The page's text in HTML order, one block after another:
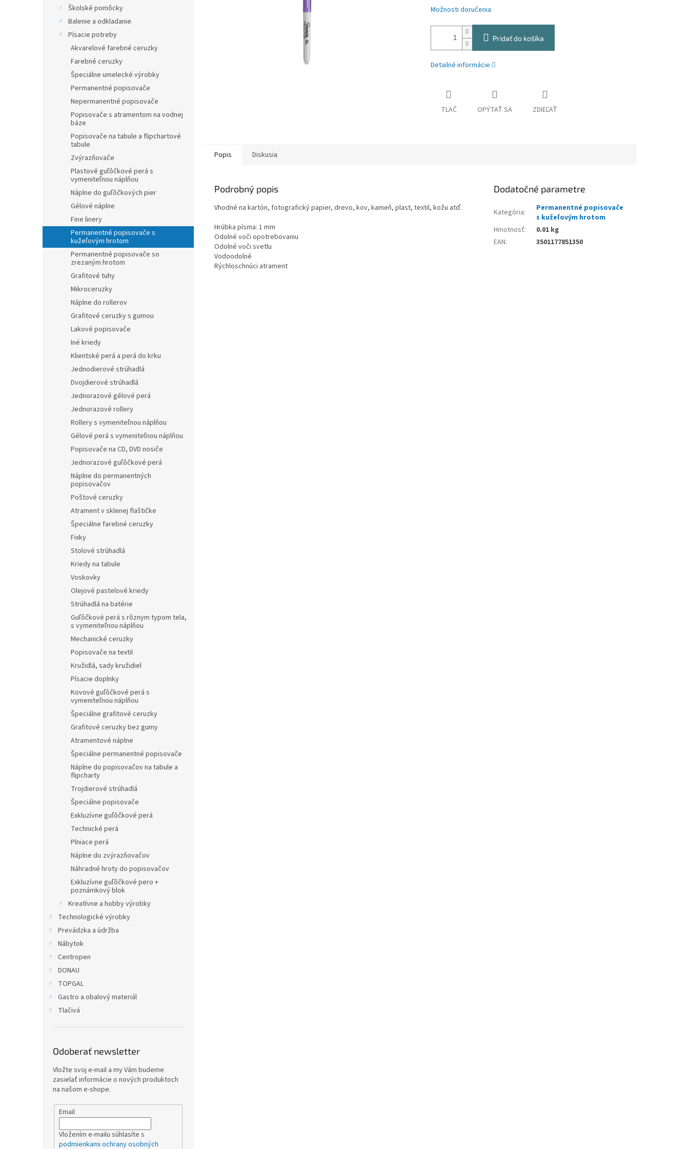
Školské pomôcky
Balenie a odkladanie
Písacie potreby
Akvarelové farebné ceruzky
Farebné ceruzky
Špeciálne umelecké výrobky
Permanentné popisovače
Nepermanentné popisovače
Popisovače s atramentom na vodnej
báze
Popisovače na tabule a flipchartové
tabule
Zvýrazňovače
Plastové guľôčkové perá s
vymeniteľnou náplňou
Náplne do guľôčkových pier
Gélové náplne
Fine linery
Permanentné popisovače s
kužeľovým hrotom
Permanentné popisovače so
zrezaným hrotom
Grafitové tuhy
Mikroceruzky
Náplne do rollerov
Grafitové ceruzky s gumou
Lakové popisovače
Iné kriedy
Klientské perá a perá do krku
Jednodierové strúhadlá
Dvojdierové strúhadlá
Jednorazové gélové perá
Jednorazové rollery
Rollery s vymeniteľnou náplňou
Gélové perá s vymeniteľnou náplňou
Popisovače na CD, DVD nosiče
Jednorazové guľôčkové perá
Náplne do permanentných
popisovačov
Poštové ceruzky
Atrament v sklenej flaštičke
Špeciálne farebné ceruzky
Fixky
Stolové strúhadlá
Kriedy na tabule
Voskovky
Olejové pastelové kriedy
Strúhadlá na batérie
Guľôčkové perá s rôznym typom tela,
s vymeniteľnou náplňou
Mechanické ceruzky
Popisovače na textil
Kružidlá, sady kružidiel
Písacie doplnky
Kovové guľôčkové perá s
vymeniteľnou náplňou
Špeciálne grafitové ceruzky
Grafitové ceruzky bez gumy
Atramentové náplne
Špeciálne permanentné popisovače
Náplne do popisovačov na tabule a
flipcharty
Trojdierové strúhadlá
Špeciálne popisovače
Exkluzívne guľôčkové perá
Technické perá
Plniace perá
Náplne do zvýrazňovačov
Náhradné hroty do popisovačov
Exkluzívne guľôčkové pero +
poznámkový blok
Kreatívne a hobby výrobky
Technologické výrobky
Prevádzka a údržba
Nábytok
Centropen
DONAU
TOPGAL
Gastro a obalový materiál
Tlačivá
Odoberať newsletter
Vložte svoj e-mail a my Vám budeme
zasielať informácie o nových produktoch
na našom e-shope.
Email
Vložením e-mailu súhlasíte s
podmienkami ochrany osobných
Možnosti doručenia
Pridať do košíka
Detailné informácie
TLAČ OPÝTAŤ SA ZDIEĽAŤ
Popis Diskusia
Podrobný popis
Vhodné na kartón, fotografický papier, drevo, kov, kameň, plast, textil, kožu atď.
Hrúbka písma: 1 mm
Odolné voči opotrebovaniu
Odolné voči svetlu
Vodoodolné
Rýchloschnúci atrament
Dodatočné parametre
Kategória:
Permanentné popisovače
s kužeľovým hrotom
Hmotnosť:
0.01 kg
EAN: 3501177851350